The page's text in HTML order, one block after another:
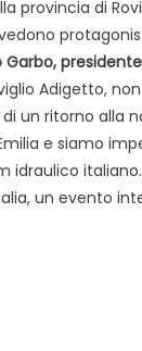
provincia di
Garbo,
Adigetto,
un ritorno alla
e siamo
un evento